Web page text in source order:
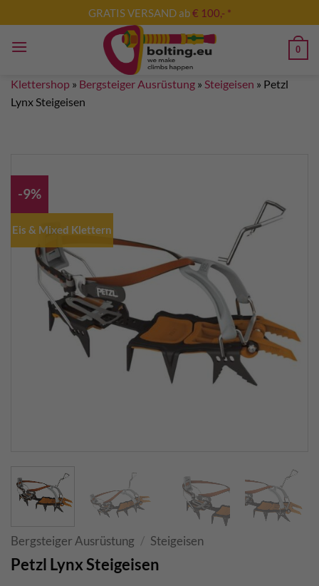
Inhalt
springen
GRATIS VERSAND ab€ 100,- *
0
Klettershop » Bergsteiger Ausrüstung » Steigeisen » Petzl
Lynx Steigeisen
-9%
Eis & Mixed Klettern
Bergsteiger Ausrüstung / Steigeisen
Petzl Lynx Steigeisen